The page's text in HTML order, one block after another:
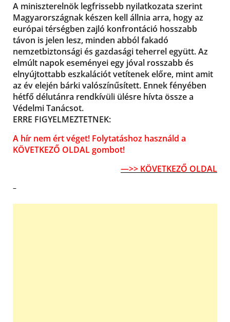
A miniszterelnök legfrissebb nyilatkozata szerint
Magyarországnak készen kell állnia arra, hogy az
európai térségben zajló konfrontáció hosszabb
távon is jelen lesz, minden abból fakadó
nemzetbiztonsági és gazdasági teherrel együtt. Az
elmúlt napok eseményei egy jóval rosszabb és
elnyújtottabb eszkalációt vetítenek előre, mint amit
az év elején bárki valószínűsített. Ennek fényében
hétfő délutánra rendkívüli ülésre hívta össze a
Védelmi Tanácsot.
ERRE FIGYELMEZTETNEK:
A hír nem ért véget! Folytatáshoz használd a
KÖVETKEZŐ OLDAL gombot!
—>> KÖVETKEZŐ OLDAL
–